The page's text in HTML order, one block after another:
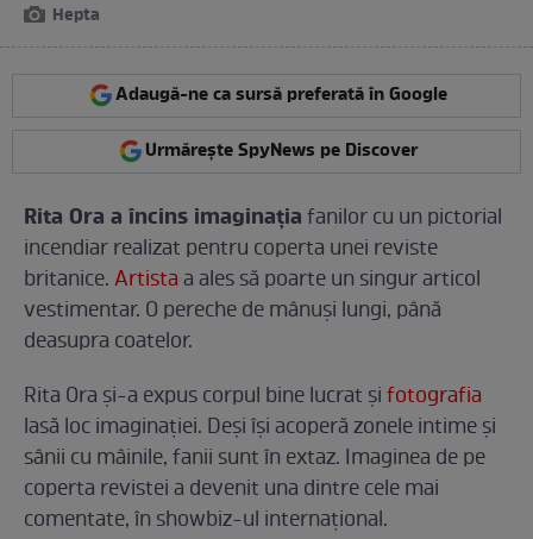
Hepta
Adaugă-ne ca sursă preferată în Google
Urmărește SpyNews pe Discover
Rita Ora a încins imaginaţiafanilor cu un pictorial
incendiar realizat pentru coperta unei reviste
britanice.Artistaa ales să poarte un singur articol
vestimentar. O pereche de mânuşi lungi, până
deasupra coatelor.
Rita Ora şi-a expus corpul bine lucrat şifotografia
lasă loc imaginaţiei. Deşi îşi acoperă zonele intime şi
sânii cu mâinile, fanii sunt în extaz. Imaginea de pe
coperta revistei a devenit una dintre cele mai
comentate, în showbiz-ul internaţional.